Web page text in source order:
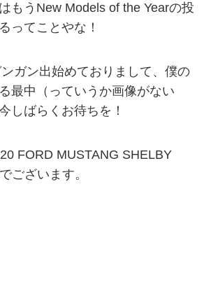
もうNew Models of the Yearの投
ってことやな！
ガン出始めておりまして、僕の
最中（っていうか画像がない
しばらくお待ちを！
FORD MUSTANG SHELBY
ございます。